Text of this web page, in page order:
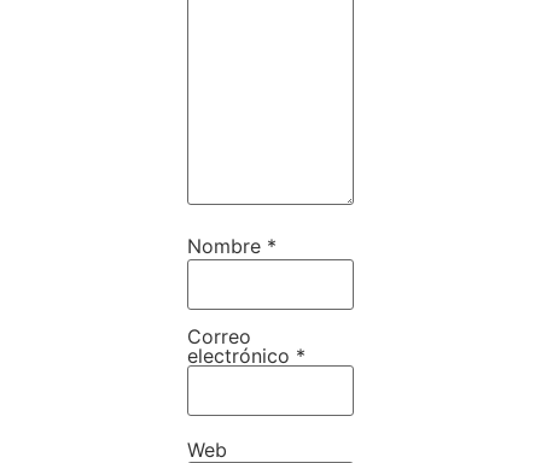
Nombre *
Correo
electrónico *
Web